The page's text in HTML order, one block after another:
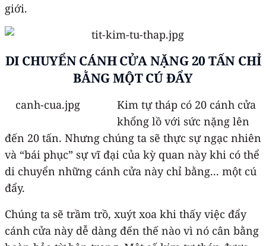
giới.
DI CHUYỂN CÁNH CỬA NẶNG 20 TẤN CHỈ
BẰNG MỘT CÚ ĐẨY
Kim tự tháp có 20 cánh cửa
khổng lồ với sức nặng lên
đến 20 tấn. Nhưng chúng ta sẽ thực sự ngạc nhiên
và “bái phục” sự vĩ đại của kỳ quan này khi có thể
di chuyển những cánh cửa này chỉ bằng... một cú
đẩy.
Chúng ta sẽ trầm trồ, xuýt xoa khi thấy việc đẩy
cánh cửa này dễ dàng đến thế nào vì nó cân bằng